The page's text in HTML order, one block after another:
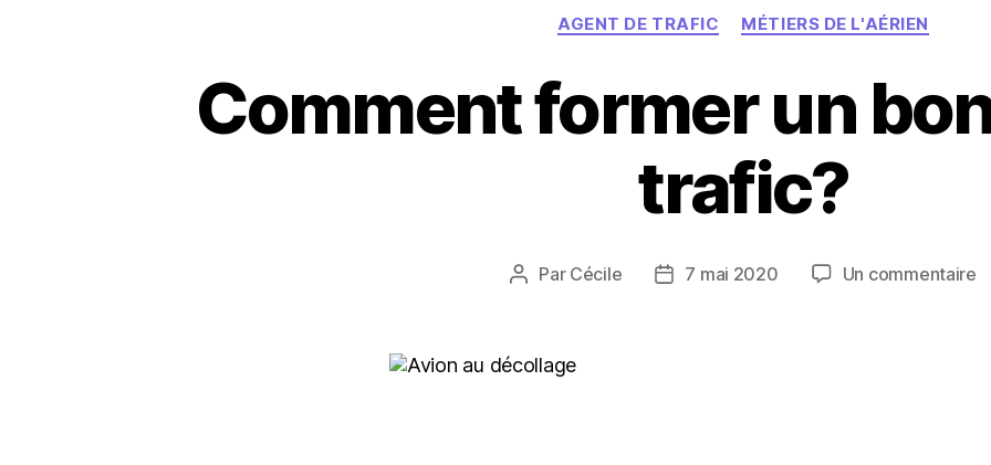
Catégories
AGENT DE TRAFIC MÉTIERS DE L'AÉRIEN
Comment former un
trafic?
Auteur
Par Cécile
Date7 mai 2020 Un commentairesur